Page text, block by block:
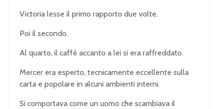
Victoria lesse il primo rapporto due volte.
Poi il secondo.
Al quarto, il caffè accanto a lei si era raffreddato.
Mercer era esperto, tecnicamente eccellente sulla
carta e popolare in alcuni ambienti interni.
Si comportava come un uomo che scambiava il